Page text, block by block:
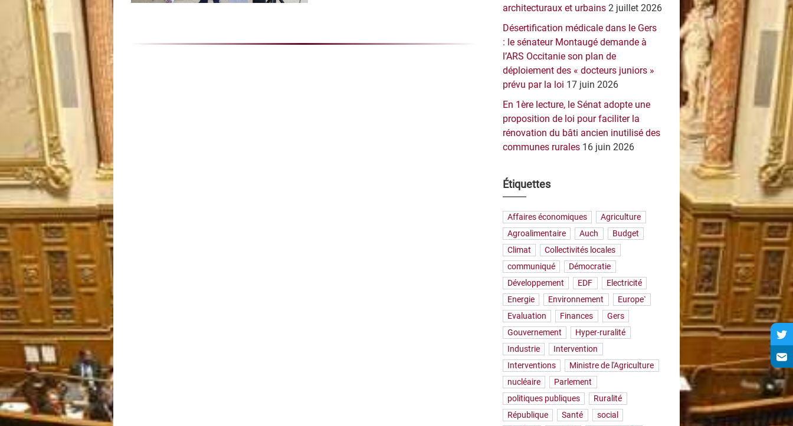
architecturaux et urbains 2 juillet 2026
Désertification médicale dans le Gers
: le sénateur Montaugé demande à
l’ARS Occitanie son plan de
déploiement des « docteurs juniors »
prévu par la loi 17 juin 2026
En 1ère lecture, le Sénat adopte une
proposition de loi pour faciliter la
rénovation du bâti ancien inutilisé des
communes rurales 16 juin 2026
Étiquettes
Affaires économiques
Agriculture
Agroalimentaire
Auch
Budget
Climat
Collectivités locales
communiqué
Démocratie
Développement
EDF
Electricité
Energie
Environnement
Europe`
Evaluation
Finances
Gers
Gouvernement
Hyper-ruralité
Industrie
Intervention
Interventions
Ministre de l'Agriculture
nucléaire
Parlement
politiques publiques
Ruralité
République
Santé
social